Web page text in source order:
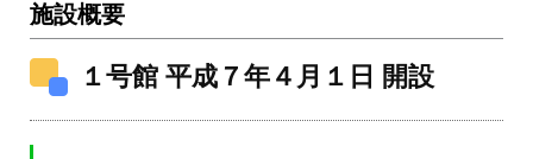
施設概要
１号館 平成７年４月１日 開設